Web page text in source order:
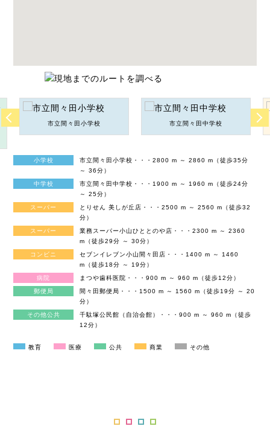
市立間々田小学校 市立間々田中学校
小学校
市立間々田小学校・・・2800 m ～ 2860 m（徒歩35分
～ 36分）
中学校
市立間々田中学校・・・1900 m ～ 1960 m（徒歩24分
～ 25分）
スーパー
とりせん 美しが丘店・・・2500 m ～ 2560 m（徒歩32
分）
スーパー
業務スーパー小山ひととのや店・・・2300 m ～ 2360
m（徒歩29分 ～ 30分）
コンビニ
セブンイレブン小山間々田店・・・1400 m ～ 1460
m（徒歩18分 ～ 19分）
病院
まつや歯科医院・・・900 m ～ 960 m（徒歩12分）
郵便局
間々田郵便局・・・1500 m ～ 1560 m（徒歩19分 ～ 20
分）
その他公共
千駄塚公民館（自治会館）・・・900 m ～ 960 m（徒歩
12分）
教育 医療 公共 商業 その他